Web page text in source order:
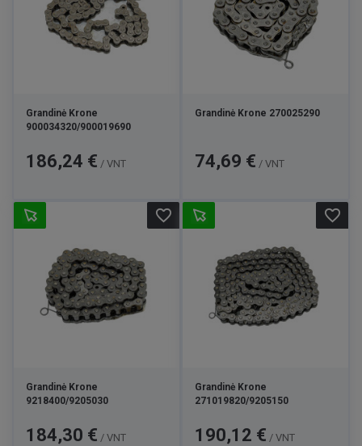
Grandinė Krone
900034320/900019690
Kaina
186,24 € / VNT
Grandinė Krone 270025290
Kaina
74,69 € / VNT
Grandinė Krone
9218400/9205030
Kaina
184,30 € / VNT
favorite_border
Grandinė Krone
271019820/9205150
Kaina
190,12 € / VNT
favorite_border